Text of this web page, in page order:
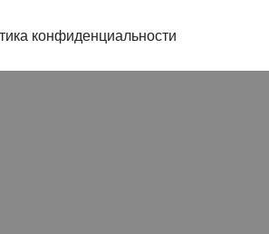
конфиденциальности